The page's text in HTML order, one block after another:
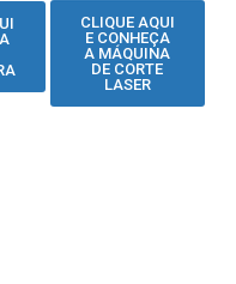
CLIQUE AQUI
E CONHEÇA
A MÁQUINA
DE CORTE
LASER